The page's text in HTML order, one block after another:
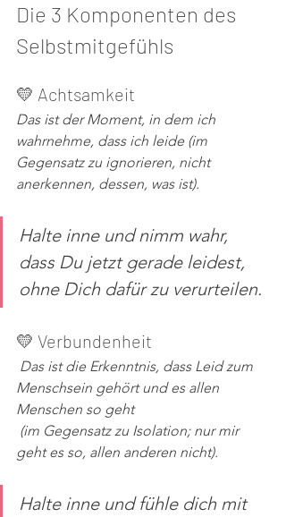
Die 3 Komponenten des
Selbstmitgefühls
💛 Achtsamkeit
Das ist der Moment, in dem ich
wahrnehme, dass ich leide (im
Gegensatz zu ignorieren, nicht
anerkennen, dessen, was ist).
Halte inne und nimm wahr,
dass Du jetzt gerade leidest,
ohne Dich dafür zu verurteilen.
💛 Verbundenheit
Das ist die Erkenntnis, dass Leid zum
Menschsein gehört und es allen
Menschen so geht
(im Gegensatz zu Isolation; nur mir
geht es so, allen anderen nicht).
Halte inne und fühle dich mit